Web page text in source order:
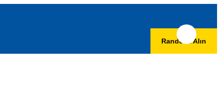
Randevu Alın